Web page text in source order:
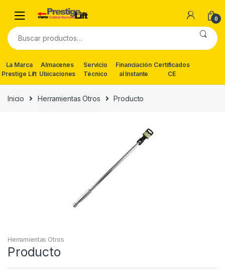
navigation
content
0
Buscar
por:
La Marca
Prestige Lift
Almacenes
Ubicaciones
Servicio
Técnico
Financiación
al Instante
Certificados
CE
Inicio Herramientas Otros Producto
Herramientas Otros
Producto